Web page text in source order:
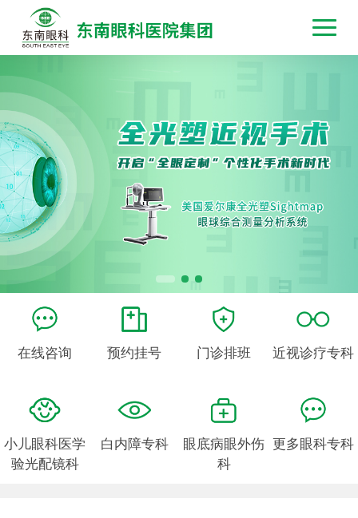
在线咨询 预约挂号 门诊排班 近视诊疗专科
小儿眼科医学
验光配镜科
白内障专科
眼底病眼外伤
科
更多眼科专科